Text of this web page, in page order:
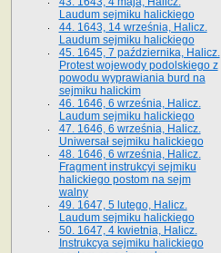
Laudum sejmiku halickiego
44. 1643, 14 września, Halicz.
Laudum sejmiku halickiego
45. 1645, 7 października, Halicz.
Protest wojewody podolskiego z
powodu wyprawiania burd na
sejmiku halickim
46. 1646, 6 września, Halicz.
Laudum sejmiku halickiego
47. 1646, 6 września, Halicz.
Uniwersał sejmiku halickiego
48. 1646, 6 września, Halicz.
Fragment instrukcyi sejmiku
halickiego postom na sejm
walny
49. 1647, 5 lutego, Halicz.
Laudum sejmiku halickiego
50. 1647, 4 kwietnia, Halicz.
Instrukcya sejmiku halickiego